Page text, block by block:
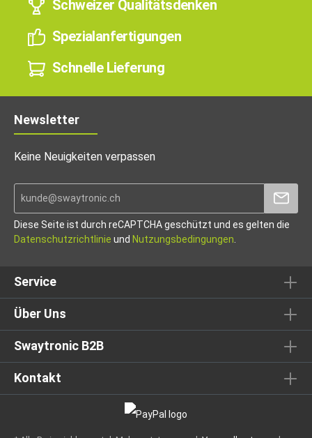
Schweizer Qualitätsdenken
Spezialanfertigungen
Schnelle Lieferung
Newsletter
Keine Neuigkeiten verpassen
Diese Seite ist durch reCAPTCHA geschützt und es gelten die
Datenschutzrichtlinie und Nutzungsbedingungen
Service
Über Uns
Swaytronic B2B
Kontakt